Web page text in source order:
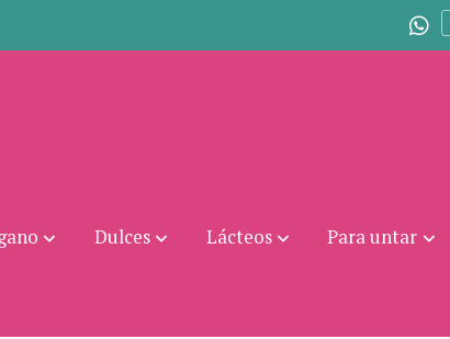
Dulces Lácteos Para untar